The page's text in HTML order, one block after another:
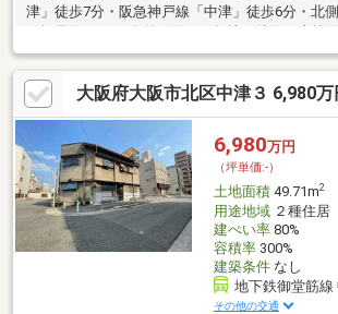
津」徒歩7分・阪急神戸線「中津」徒歩6分・北側
れ幅員約8.0mの公道に面する角地▼特徴・土地
15.03坪)・建築条件付き宅地販売ではありませ
スメーカーや工務店にて建築が可能・現況建物
合わせください▼周辺環境・ファミリーマート中
5分(約340m)・スーパー「MISUGIYA＋豊崎店」
980m)■ ご希望の住まい探しをお手伝いしま
物件の詳細・ご相談はお気軽にお問い合わせくだ
大阪府大阪市北区中津３ 6,980万
6,980万円
（坪単価:-）
土地面積49.71m2
用途地域２種住居
建ぺい率80%
容積率300%
建築条件なし
地下鉄御堂筋線
その他の交通